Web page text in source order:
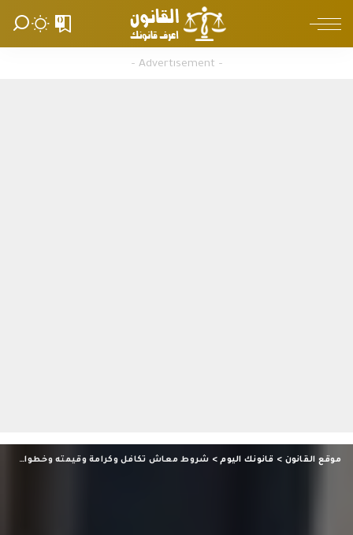
0
– Advertisement –
موقع القانون > قانونك اليوم> شروط معاش تكافل وكرامة وقيمته وخطوات التسجيل